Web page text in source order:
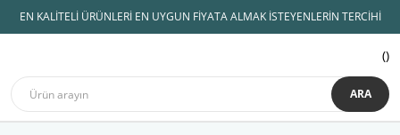
EN KALİTELİ ÜRÜNLERİ EN UYGUN FİYATA ALMAK İSTEYENLERİN TERCİHİ
ARA